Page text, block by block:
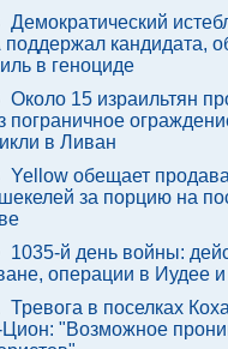
Демократический
кандидата,
в геноциде
Около 15 израильтян
пограничное
в Ливан
Yellow обещает
за порцию на
1035-й день войны:
операции в Иудее
Тревога в поселках
Цион: "Возможное